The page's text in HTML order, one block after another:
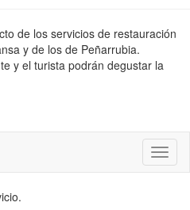
de los servicios de restauración
y de los de Peñarrubia.
y el turista podrán degustar la